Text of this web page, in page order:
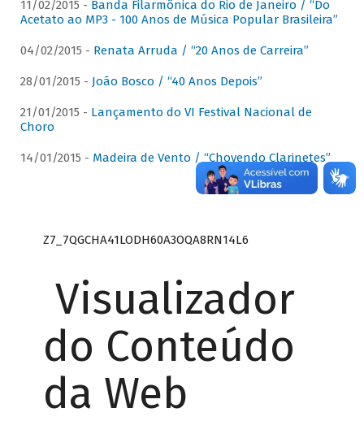
11/02/2015 - Banda Filarmônica do Rio de Janeiro / “Do
Acetato ao MP3 - 100 Anos de Música Popular Brasileira”
04/02/2015 - Renata Arruda / “20 Anos de Carreira”
28/01/2015 - João Bosco / “40 Anos Depois”
21/01/2015 - Lançamento do VI Festival Nacional de
Choro
14/01/2015 - Madeira de Vento / “Chovendo Clarinetes”
Z7_7QGCHA41LODH60A3OQA8RN14L6
Visualizador
do Conteúdo
da Web